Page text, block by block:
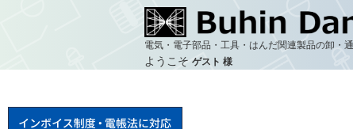
電気・電子部品・工具・はんだ関連製品の卸・
ようこそ ゲスト 様